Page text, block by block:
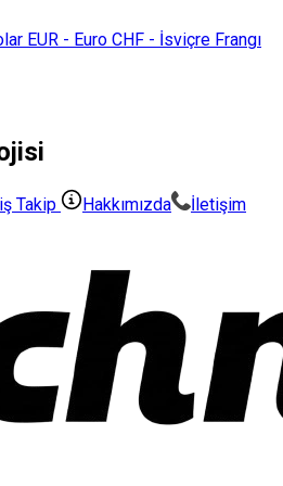
EUR - Euro CHF - İsviçre Frangı
Takip Hakkımızda İletişim